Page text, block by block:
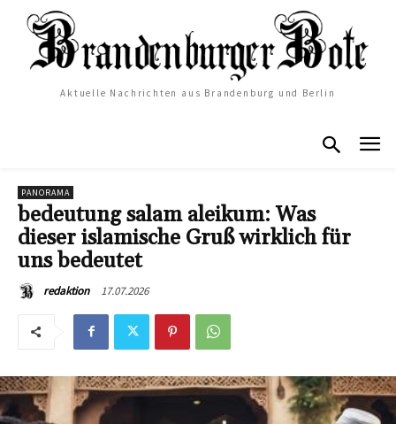
Aktuelle Nachrichten aus Brandenburg und Berlin
PANORAMA
bedeutung salam aleikum: Was
dieser islamische Gruß wirklich für
uns bedeutet
redaktion 17.07.2026